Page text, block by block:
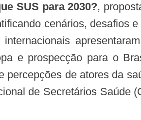
SUS para 2030?,
cenários, desafios
e prospecção para o
percepções de atores da
de Secretários Saúde